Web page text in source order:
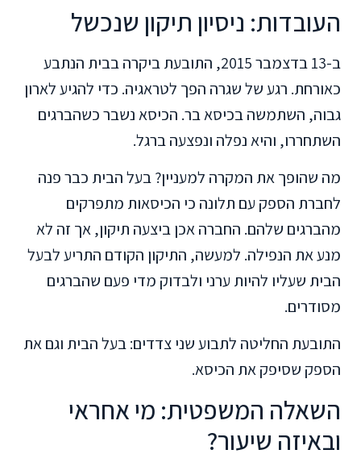
העובדות: ניסיון תיקון שנכשל
ב-13 בדצמבר 2015, התובעת ביקרה בבית הנתבע
כאורחת. רגע של שגרה הפך לטראגיה. כדי להגיע לארון
גבוה, השתמשה בכיסא בר. הכיסא נשבר כשהברגים
השתחררו, והיא נפלה ונפצעה ברגל.
מה שהופך את המקרה למעניין? בעל הבית כבר פנה
לחברת הספק עם תלונה כי הכיסאות מתפרקים
מהברגים שלהם. החברה אכן ביצעה תיקון, אך זה לא
מנע את הנפילה. למעשה, התיקון הקודם התריע לבעל
הבית שעליו להיות ערני ולבדוק מדי פעם שהברגים
מסודרים.
התובעת החליטה לתבוע שני צדדים: בעל הבית וגם את
הספק שסיפק את הכיסא.
השאלה המשפטית: מי אחראי
ובאיזה שיעור?